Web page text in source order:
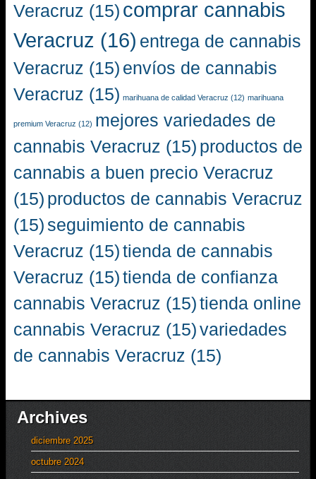
Veracruz (15) comprar cannabis
Veracruz (16) entrega de cannabis
Veracruz (15) envíos de cannabis
Veracruz (15) marihuana de calidad Veracruz (12) marihuana
premium Veracruz (12) mejores variedades de
cannabis Veracruz (15) productos de
cannabis a buen precio Veracruz
(15) productos de cannabis Veracruz
(15) seguimiento de cannabis
Veracruz (15)tienda de cannabis
Veracruz (15)tienda de confianza
cannabis Veracruz (15)tienda online
cannabis Veracruz (15)variedades
de cannabis Veracruz (15)
Archives
diciembre 2025
octubre 2024